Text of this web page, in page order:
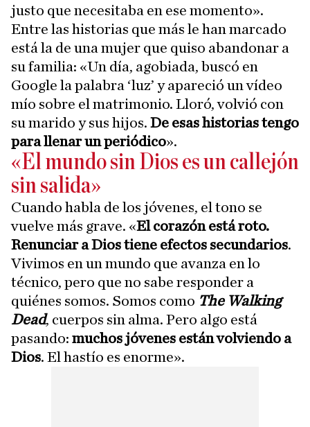
justo que necesitaba en ese momento».
Entre las historias que más le han marcado
está la de una mujer que quiso abandonar a
su familia: «Un día, agobiada, buscó en
Google la palabra ‘luz’ y apareció un vídeo
mío sobre el matrimonio. Lloró, volvió con
su marido y sus hijos. De esas historias tengo
para llenar un periódico».
«El mundo sin Dios es un callejón
sin salida»
Cuando habla de los jóvenes, el tono se
vuelve más grave. «El corazón está roto.
Renunciar a Dios tiene efectos secundarios.
Vivimos en un mundo que avanza en lo
técnico, pero que no sabe responder a
quiénes somos. Somos como The Walking
Dead, cuerpos sin alma. Pero algo está
pasando: muchos jóvenes están volviendo a
Dios. El hastío es enorme».